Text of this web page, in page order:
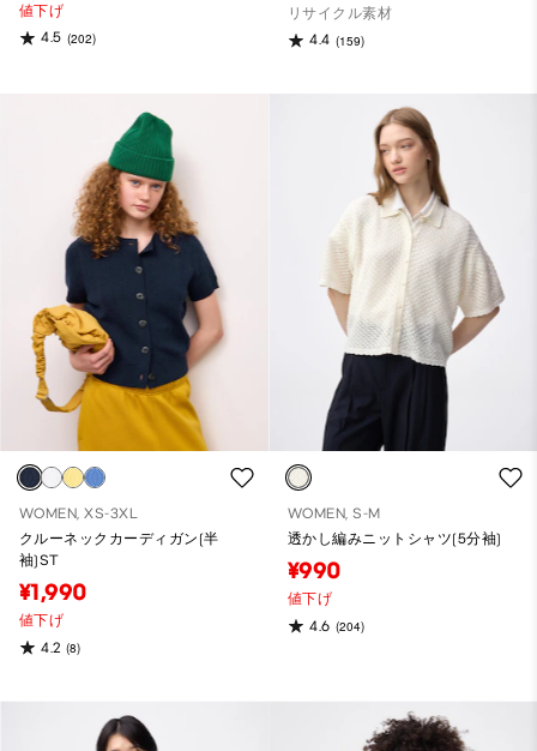
値下げ
4.5 (202)
リサイクル素材
4.4 (159)
WOMEN, XS-3XL
クルーネックカーディガン(半
袖)ST
¥1,990
値下げ
4.2 (8)
WOMEN, S-M
透かし編みニットシャツ(5分袖)
¥990
値下げ
4.6 (204)